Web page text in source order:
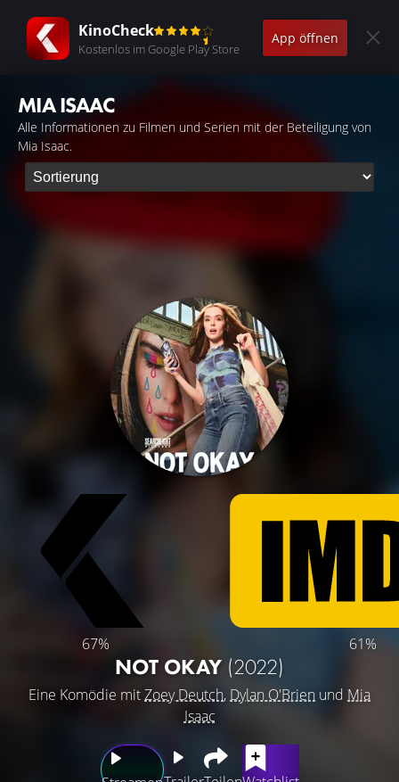
KinoCheck
Kostenlos im Google Play Store
App öffnen
MIA ISAAC
Alle Informationen zu Filmen und Serien mit der Beteiligung von
Mia Isaac.
67% 61%
NOT OKAY (2022)
Eine Komödie mitZoey Deutch, Dylan O'Brien und Mia
Isaac